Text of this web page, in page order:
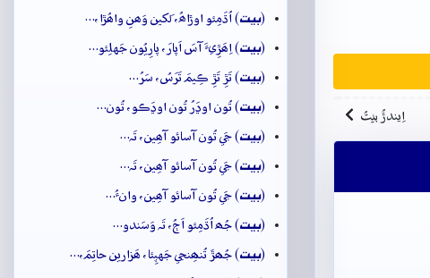
اِيندڙُ بيتُ
(بيت) اُڌَمِئو اوڙاھُ، لَکين وَھنِ واھُڙا،…
(بيت) اِھَڙِيءَ آسَ اَپارَ، پارِيُون جَهلِئو…
(بيت) تَڙِ تَڙِ ڪِيمَ تَرَسُ، سَرُ…
(بيت) تُون اوڍَرُ تُون اوڍَڪو، تُون…
(بيت) جَي تُون آسائو آھِين، تَہ…
(بيت) جَي تُون آسائو آھِين، تَہ…
(بيت) جَي تُون آسائو آھِين، وانءُ…
(بيت) جُھ اُڌَمِئو اَڄُ، تَہ وَسَندو…
(بيت) جُھڙَ تُنھِنجي جَهپِئا، ھَزارين حاتِمَ،…